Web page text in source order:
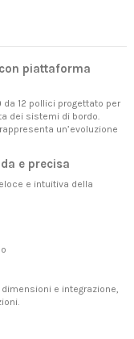
piattaforma
da 12 pollici progettato per
dei sistemi di bordo.
un’evoluzione
e precisa
e intuitiva della
e integrazione,